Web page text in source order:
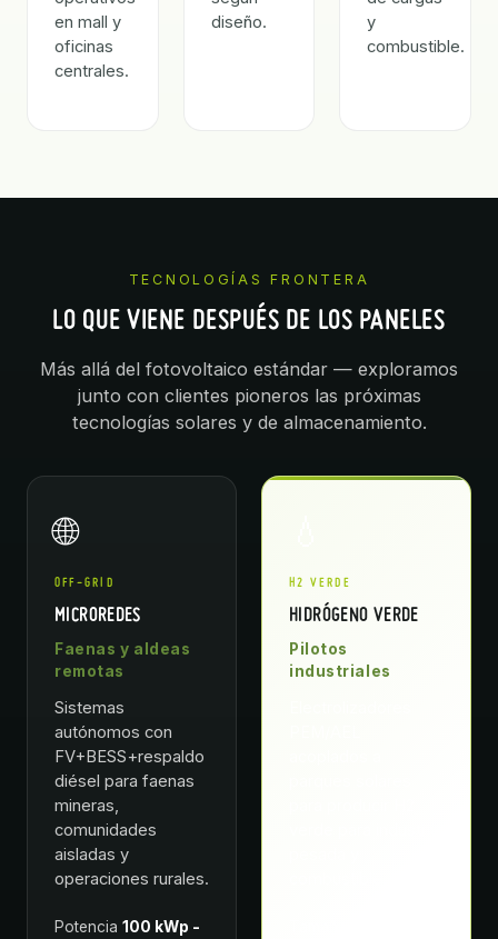
en mall y
oficinas
centrales.
diseño.
y
combustible.
TECNOLOGÍAS FRONTERA
LO QUE VIENE DESPUÉS DE LOS PANELES
Más allá del fotovoltaico estándar — exploramos
junto con clientes pioneros las próximas
tecnologías solares y de almacenamiento.
🌐
OFF-GRID
MICROREDES
Faenas y aldeas
remotas
Sistemas
autónomos con
FV+BESS+respaldo
diésel para faenas
mineras,
comunidades
aisladas y
operaciones rurales.
Potencia 100 kWp -
H2 VERDE
HIDRÓGENO VERDE
Pilotos
industriales